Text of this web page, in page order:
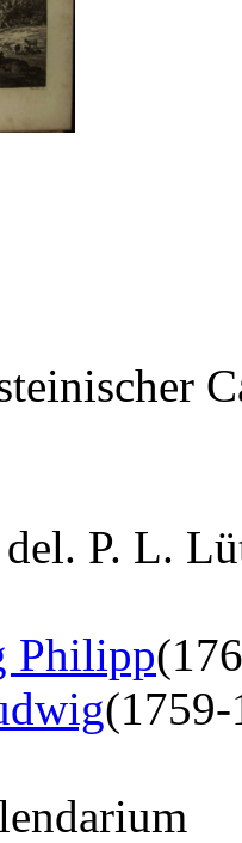
P. L.
Philipp